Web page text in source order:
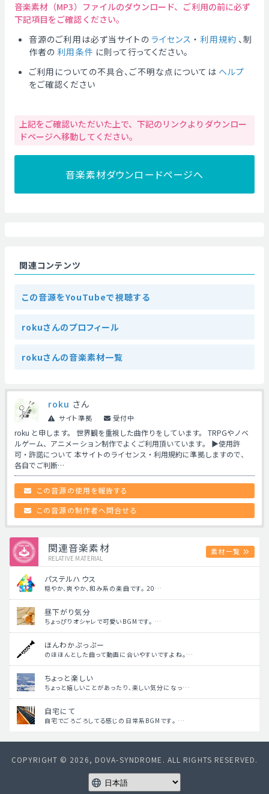
音楽素材（MP3）ファイルのダウンロード、ご利用の前に必ず
下記項目をご確認ください。
音源のご利用は必ず当サイトの ライセンス ・ 利用規約 、制
作者の 利用条件 に則って行ってください。
ご利用についての不具合、ご不明な点については ヘルプ
をご確認ください
上記をご確認いただいた上で、下記のリンクよりダウンロー
ドページへ移動してください。
音楽素材ダウンロードページへ
関連コンテンツ
この音源をYouTubeで視聴する
rokuさんのプロフィール
rokuさんの音楽素材一覧
roku さん
サイト準拠 受付中
roku と申します。 世界観を重視した曲作りをしています。 TRPGやノベ
ルゲーム、アニメーション制作でよくご利用頂いています。 ▶使用許
可・許諾について 本サイトのライセンス・利用規約に準拠しますので、
各自でご判断…
この音源の使用を報告する
この音源の制作者へ問合せる
関連音楽素材
RELATIVE MATERIAL
素材一覧
パステルハウス
穏やか、爽やか、和み系の楽曲です。 20…
昼下がり気分
ちょっぴりオシャレで可愛いBGMです。 …
ほんわかぷっぷー
のほほんとした曲って動画に合いやすいですよね。…
ちょっと楽しい
ちょっと嬉しいことがあったり、楽しい気分になっ…
自宅にて
自宅でごろごろしてる感じの日常系BGMです。 …
COPYRIGHT © 2026, DOVA-SYNDROME. ALL RIGHTS RESERVED.